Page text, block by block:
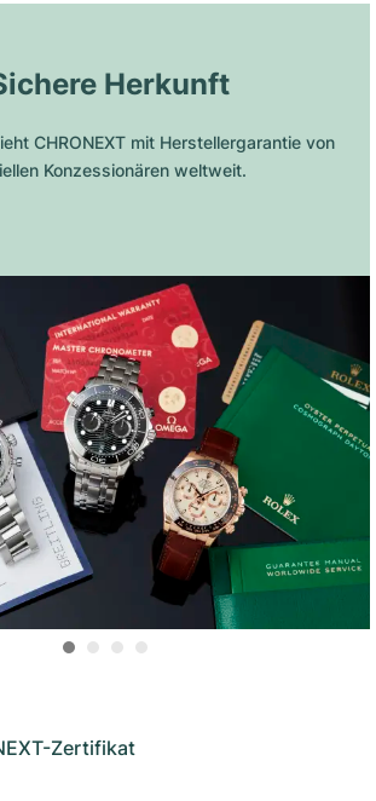
Herkunft
CHRONEXT mit Herstellergarantie von
Konzessionären weltweit.
Zertifikat